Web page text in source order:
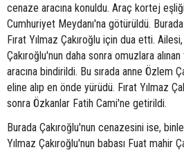
cenaze aracına konuldu. Araç kortej
Cumhuriyet Meydanı'na götürüldü.
Fırat Yılmaz Çakıroğlu için dua etti.
Çakıroğlu'nun daha sonra omuzlara
aracına bindirildi. Bu sırada anne Özlem
eline alıp en önde yürüdü. Fırat Yılmaz
sonra Özkanlar Fatih Cami'ne getirildi.
Burada Çakıroğlu'nun cenazesini ise,
Yılmaz Çakıroğlu'nun babası Fuat mahir